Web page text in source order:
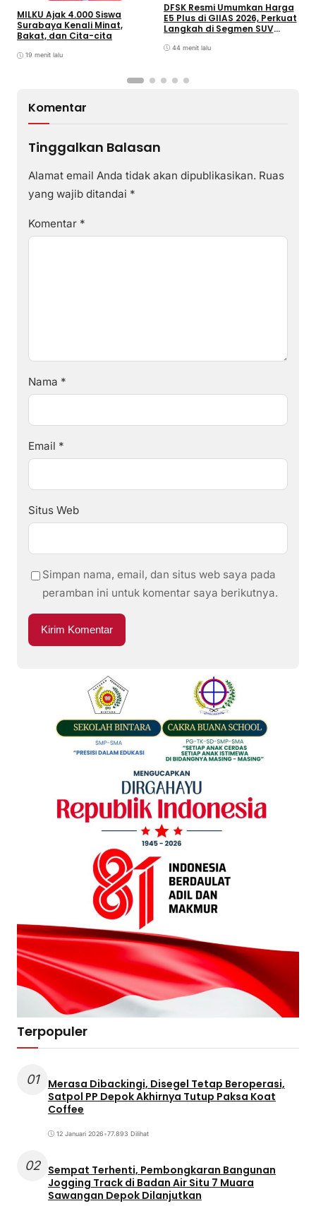
MILKU Ajak 4.000 Siswa
Surabaya Kenali Minat,
Bakat, dan Cita-cita
19 menit lalu
DFSK Resmi Umumkan Harga
E5 Plus di GIIAS 2026, Perkuat
Langkah di Segmen SUV
44 menit lalu
Komentar
Tinggalkan Balasan
Alamat email Anda tidak akan dipublikasikan. Ruas
yang wajib ditandai *
Komentar *
Nama *
Email *
Situs Web
Simpan nama, email, dan situs web saya pada
peramban ini untuk komentar saya berikutnya.
Terpopuler
01
Merasa Dibackingi, Disegel Tetap Beroperasi,
Satpol PP Depok Akhirnya Tutup Paksa Koat
Coffee
12 Januari 2026•77.893 Dilihat
02 Sempat Terhenti, Pembongkaran Bangunan
Jogging Track di Badan Air Situ 7 Muara
Sawangan Depok Dilanjutkan